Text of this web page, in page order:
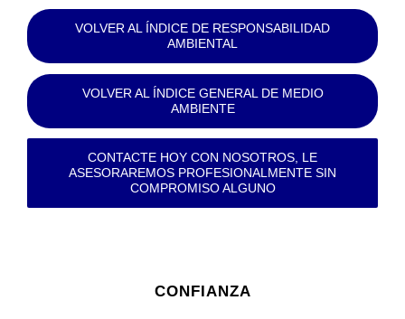
VOLVER AL ÍNDICE DE RESPONSABILIDAD
AMBIENTAL
VOLVER AL ÍNDICE GENERAL DE MEDIO
AMBIENTE
CONTACTE HOY CON NOSOTROS, LE
ASESORAREMOS PROFESIONALMENTE SIN
COMPROMISO ALGUNO
CONFIANZA